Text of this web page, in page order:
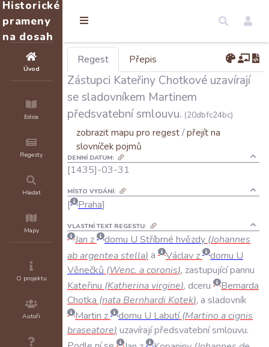
Historické
prameny
na dosah
Úvod
Edice
Regesty
Hledat
Mapy
O projektu
Autoři
Regest Přepis
Zástupci Kateřiny Chotkové uzavírají
se sladovníkem Martinem
předsvatební smlouvu. (20dbfc24bc)
zobrazit mapu pro regest/přejít na
slovníček pojmů
DENNÍ DATUM:
[1435]-03-31
MÍSTO VYDÁNÍ:
Praha
VLASTNÍ TEXT REGESTU:
Jan z domu U Stříbrné hvězdy (Johannes
abargenteastella) a Václav z domu U
Věnečků (Wenc. acoronis), zastupujícípannu
Kateřinu (Katherina virgine), dceru
Bernarda
Chotka (nata Bernhardi Kotek), a sladovník
Martin z domu U Labutí(Martino acignis
braseatore) uzavírajípředsvatebnísmlouvu.